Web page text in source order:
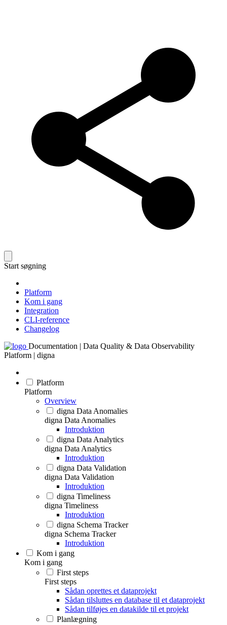
Start søgning
Platform
Kom i gang
Integration
CLI-reference
Changelog
Documentation | Data Quality & Data Observability
Platform | digna
Platform
Platform
Overview
digna Data Anomalies
digna Data Anomalies
Introduktion
digna Data Analytics
digna Data Analytics
Introduktion
digna Data Validation
digna Data Validation
Introduktion
digna Timeliness
digna Timeliness
Introduktion
digna Schema Tracker
digna Schema Tracker
Introduktion
Kom i gang
Kom i gang
First steps
First steps
Sådan oprettes et dataprojekt
Sådan tilsluttes en database til et dataprojekt
Sådan tilføjes en datakilde til et projekt
Planlægning